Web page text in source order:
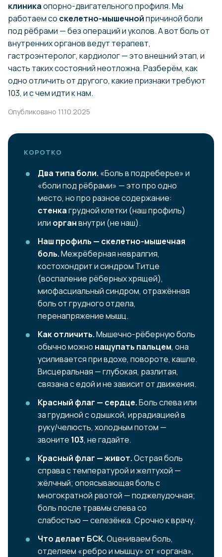
клиникаопорно-двигательного профиля. Мы
работаем со скелетно-мышечнойпричиной боли
под рёбрами — без операций и уколов. А вот боль от
внутренних органов ведут терапевт,
гастроэнтеролог, кардиолог — это внешний этап, и
часть таких состояний неотложна. Разберём, как
одно отличить от другого, какие признаки требуют
103, и с чем идти к нам.
Опубликовано 11.10.2025
КОРОТКО
Два типа боли. «Боль в подреберье» и
«боли под рёбрами» — это про одно
место, но про разное содержание:
стенкагрудной клетки (наш профиль)
или органвнутри (не наш).
Наш профиль — скелетно-мышечная
боль.Межрёберная невралгия,
костохондрит и синдром Титце
(воспаление рёберных хрящей),
миофасциальный синдром, отражённая
боль от грудного отдела,
перенапряжение мышц.
Как отличить.Мышечно-рёберную боль
обычно можно нащупать пальцем, она
усиливается при вдохе, повороте, кашле.
Висцеральная — глубокая, разлитая,
связана с едой и не зависит от движения.
Красный флаг — сердце.Боль слева или
за грудиной с одышкой, иррадиацией в
руку/челюсть, холодным потом —
звоните 103, не гадайте.
Красный флаг — живот.Острая боль
справа с температурой и желтухой —
жёлчный; опоясывающая боль с
многократной рвотой — поджелудочная;
боль после травмы слева со
слабостью — селезёнка. Срочно к врачу.
Что делает БСК.Оцениваем боль,
отделяем «ребро и мышцу» от «органа»,